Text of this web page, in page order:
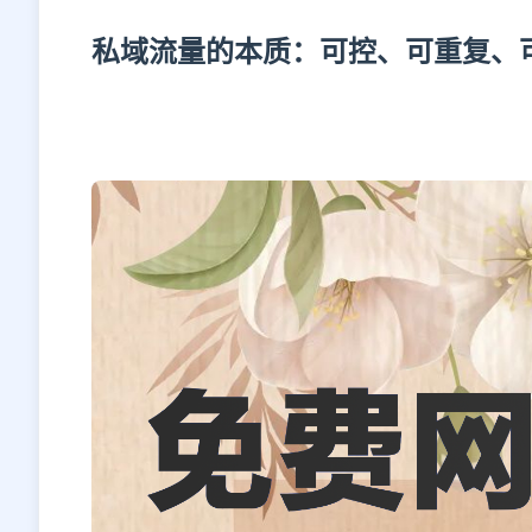
私域流量的本质：可控、可重复、